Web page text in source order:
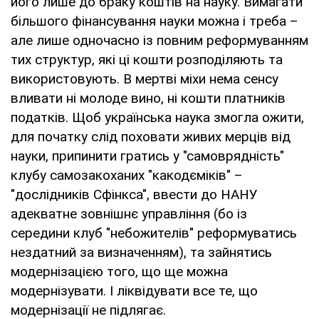
більшого фінансування науки можна і треба –
але лише одночасно із повним реформуванням
тих структур, які ці кошти розподіляють та
використовують. В мертві міхи нема сенсу
вливати ні молоде вино, ні кошти платників
податків. Щоб українська наука змогла ожити,
для початку слід поховати живих мерців від
науки, припинити гратись у "самоврядність"
клубу самозакоханих "какодєміків" –
"дослідників Сфінкса", ввести до НАНУ
адекватне зовнішнє управління (бо із
середини клуб "небожителів" реформуватись
нездатний за визначенням), та зайнятись
модернізацією того, що ще можна
модернізувати. І ліквідувати все те, що
модернізації не підлягає.